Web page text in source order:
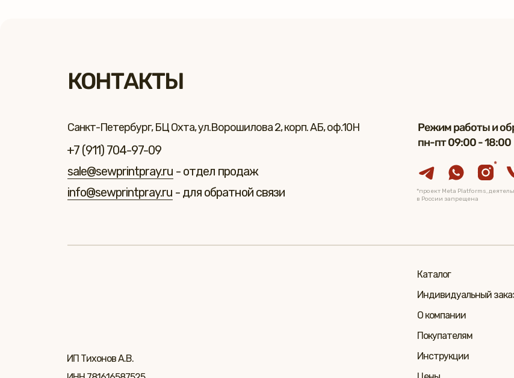
Санкт-Петербург, БЦ Охта, ул.Ворошилова 2, корп. АБ, оф.10Н
+7 (911) 704-97-09
sale@sewprintpray.ru - отдел продаж
Режим работы и
пн-пт 09:00 - 18:00
ИП Тихонов А.В.
КОНТАКТЫ
О компании
Индивидуальный
Каталог
Покупателям
Инструкции
*проект Meta Platforms,
в России запрещена
*
info@sewprintpray.ru - для обратной связи